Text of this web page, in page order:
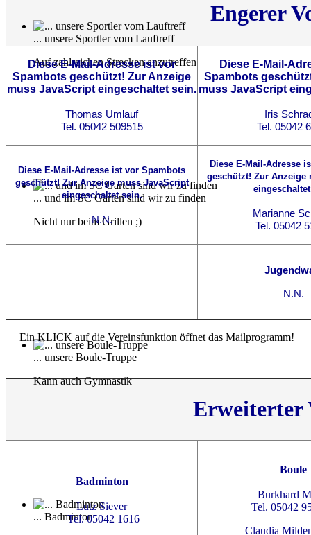
... unsere Sportler vom Lauftreff
Auf zahlreichen Strecken anzutreffen
... und im SC Garten sind wir zu finden
Nicht nur beim Grillen ;)
... unsere Boule-Truppe
Kann auch Gymnastik
... Badminton
Engerer
Diese E-Mail-Adresse ist vor
Spambots geschützt! Zur Anzeige
muss JavaScript eingeschaltet sein.
Thomas Umlauf
Tel. 05042 509515
Diese E-Mail-
Spambots
muss JavaScript
Iris
Tel. 05042
Diese E-Mail-Adresse ist vor Spambots
geschützt! Zur Anzeige muss JavaScript
eingeschaltet sein.
N.N.
Diese E-Mail-Adresse
geschützt! Zur Anzeige
Marianne
Tel. 05042
N.N.
Ein KLICK auf die Vereinsfunktion öffnet das Mailprogramm!
Erweiterter
Badminton
Lutz Siever
Tel. 05042 1616
Boule
Burkhard
Tel. 05042
Claudia